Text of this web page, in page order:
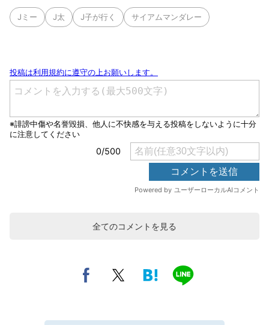
Jミー J太 J子が行く サイアムマンダレー
全てのコメントを見る